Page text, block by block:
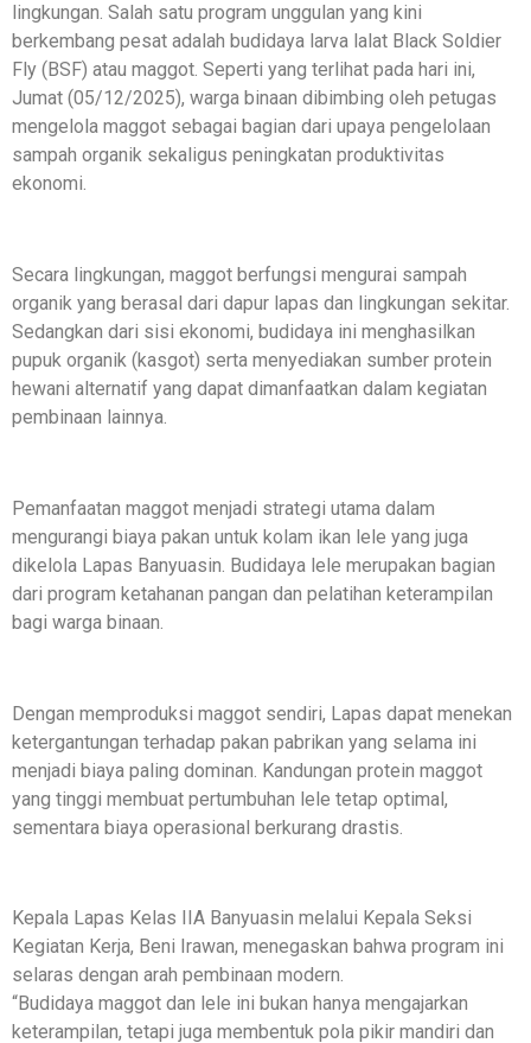
lingkungan. Salah satu program unggulan yang kini
berkembang pesat adalah budidaya larva lalat Black Soldier
Fly (BSF) atau maggot. Seperti yang terlihat pada hari ini,
Jumat (05/12/2025), warga binaan dibimbing oleh petugas
mengelola maggot sebagai bagian dari upaya pengelolaan
sampah organik sekaligus peningkatan produktivitas
ekonomi.
Secara lingkungan, maggot berfungsi mengurai sampah
organik yang berasal dari dapur lapas dan lingkungan sekitar.
Sedangkan dari sisi ekonomi, budidaya ini menghasilkan
pupuk organik (kasgot) serta menyediakan sumber protein
hewani alternatif yang dapat dimanfaatkan dalam kegiatan
pembinaan lainnya.
Pemanfaatan maggot menjadi strategi utama dalam
mengurangi biaya pakan untuk kolam ikan lele yang juga
dikelola Lapas Banyuasin. Budidaya lele merupakan bagian
dari program ketahanan pangan dan pelatihan keterampilan
bagi warga binaan.
Dengan memproduksi maggot sendiri, Lapas dapat menekan
ketergantungan terhadap pakan pabrikan yang selama ini
menjadi biaya paling dominan. Kandungan protein maggot
yang tinggi membuat pertumbuhan lele tetap optimal,
sementara biaya operasional berkurang drastis.
Kepala Lapas Kelas IIA Banyuasin melalui Kepala Seksi
Kegiatan Kerja, Beni Irawan, menegaskan bahwa program ini
selaras dengan arah pembinaan modern.
“Budidaya maggot dan lele ini bukan hanya mengajarkan
keterampilan, tetapi juga membentuk pola pikir mandiri dan